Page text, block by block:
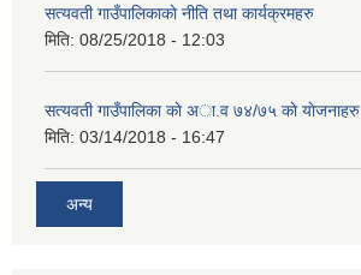
सत्यवती गाउँपालिकाकाे नीति तथा कार्यक्रमहरु
मिति: 08/25/2018 - 12:03
सत्यवती गाउँपालिका काे अा‍.व ७४/७५ काे याेजनाहरु
मिति: 03/14/2018 - 16:47
अन्य